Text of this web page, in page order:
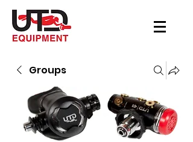
Groups